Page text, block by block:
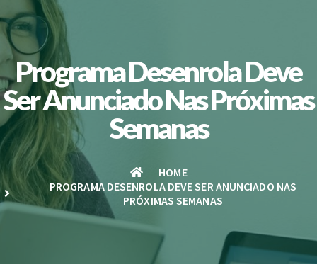
Programa Desenrola Deve
Ser Anunciado Nas Próximas
Semanas
HOME
PROGRAMA DESENROLA DEVE SER ANUNCIADO NAS
PRÓXIMAS SEMANAS